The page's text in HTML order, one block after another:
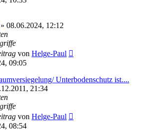
» 08.06.2024, 12:12
von Helge-Paul
09:05
Unterbodenschutz ist....
21:34
von Helge-Paul
08:54